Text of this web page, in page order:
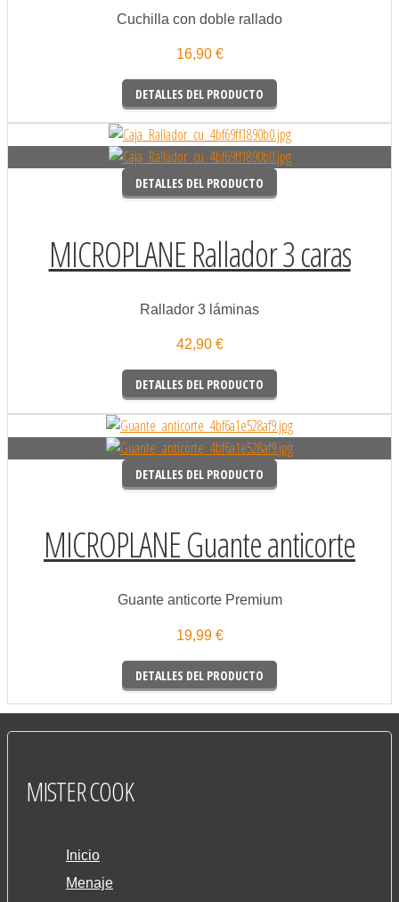
Cuchilla con doble rallado
16,90 €
DETALLES DEL PRODUCTO
DETALLES DEL PRODUCTO
MICROPLANE Rallador 3 caras
Rallador 3 láminas
42,90 €
DETALLES DEL PRODUCTO
DETALLES DEL PRODUCTO
MICROPLANE Guante anticorte
Guante anticorte Premium
19,99 €
DETALLES DEL PRODUCTO
MISTERCOOK
Inicio
Menaje